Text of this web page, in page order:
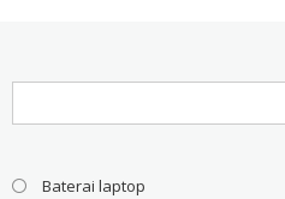
Baterai laptop